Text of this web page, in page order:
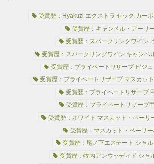
受賞歴：Hyakuzi エクストラ セック カー
受賞歴：キャンベル・アーリー
受賞歴：スパークリングワイン
受賞歴：スパークリングワイン キャンベ
受賞歴：プライベートリザーブ ビジ
受賞歴：プライベートリザーブ マスカッ
受賞歴：プライベートリザーブ
受賞歴：プライベートリザーブ
受賞歴：ホワイト マスカット・ベーリ
受賞歴：マスカット・ベーリー
受賞歴：尾ノ下エステート シャル
受賞歴：牧内アンウッディド シャ